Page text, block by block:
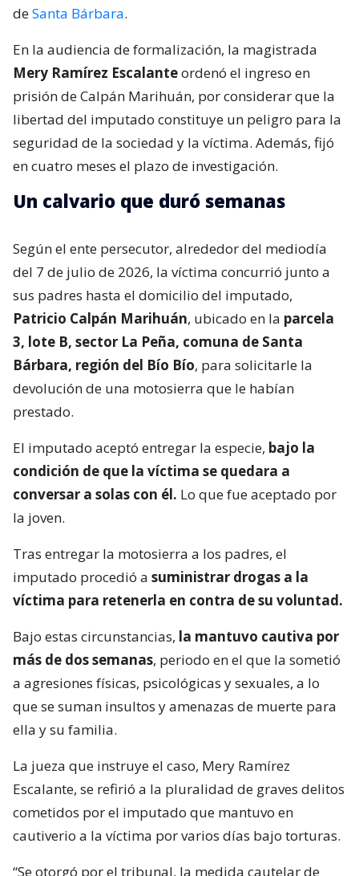
deSanta Bárbara.
En la audiencia de formalización, la magistrada
Mery Ramírez Escalanteordenó el ingreso en
prisión de Calpán Marihuán, por considerar que la
libertad del imputado constituye un peligro para la
seguridad de la sociedad y la víctima. Además, fijó
en cuatro meses el plazo de investigación.
Un calvario que duró semanas
Según el ente persecutor, alrededor del mediodía
del 7 de julio de 2026, la víctima concurrió junto a
sus padres hasta el domicilio del imputado,
Patricio Calpán Marihuán, ubicado en la parcela
3, lote B, sector La Peña, comuna de Santa
Bárbara, región del Bío Bío, para solicitarle la
devolución de una motosierra que le habían
prestado.
El imputado aceptó entregar la especie, bajo la
condición de que la víctima se quedara a
conversar a solas con él. Lo que fue aceptado por
la joven.
Tras entregar la motosierra a los padres, el
imputado procedió a suministrar drogas a la
víctima para retenerla en contra de su voluntad.
Bajo estas circunstancias, la mantuvo cautiva por
más de dos semanas, periodo en el que la sometió
a agresiones físicas, psicológicas y sexuales, a lo
que se suman insultos y amenazas de muerte para
ella y su familia.
La jueza que instruye el caso, Mery Ramírez
Escalante, se refirió a la pluralidad de graves delitos
cometidos por el imputado que mantuvo en
cautiverio a la víctima por varios días bajo torturas.
“Se otorgó por el tribunal, la medida cautelar de